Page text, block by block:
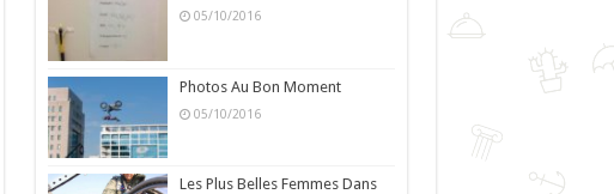
05/10/2016
Photos Au Bon Moment
05/10/2016
Les Plus Belles Femmes Dans